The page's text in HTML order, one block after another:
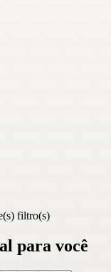
filtro(s)
para você